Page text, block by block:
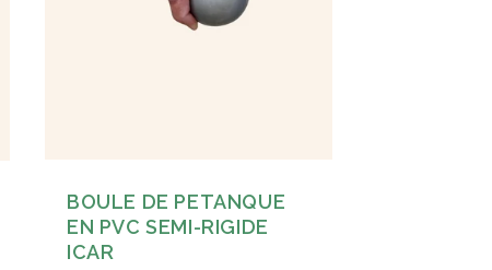
BOULE DE PETANQUE
EN PVC SEMI-RIGIDE
ICAR